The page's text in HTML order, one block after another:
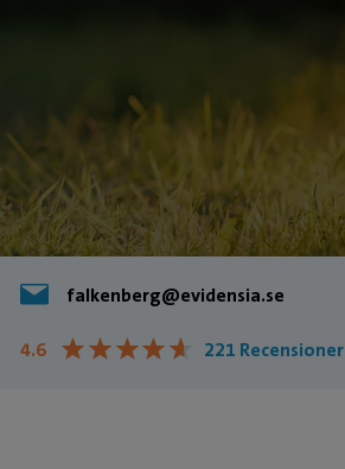
falkenberg@evidensia.se
4.6 ★★★★★
★★★★★ 221 Recensioner